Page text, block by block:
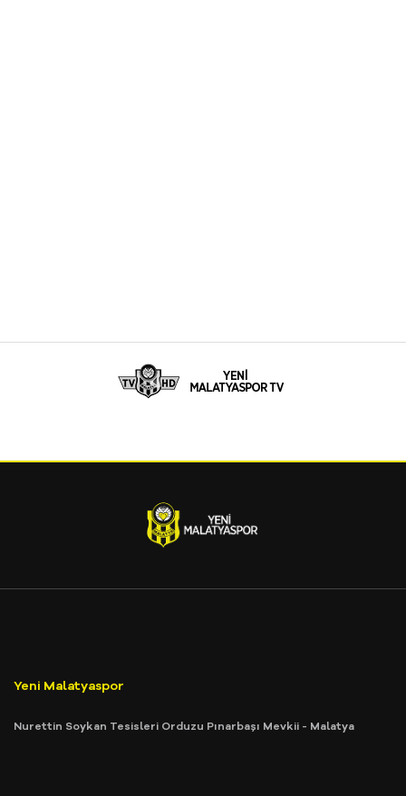
Yeni Malatyaspor
Nurettin Soykan Tesisleri Orduzu Pınarbaşı Mevkii - Malatya